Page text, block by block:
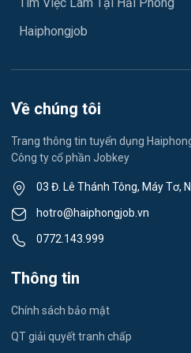
May mặc
Lái xe
Tiếng Nhật
Du lịch
Công nhân
Việc làm Hải Dương
Việc làm Nam Đồng
Việc làm Tân Hưng
Việc làm Ái Quốc
Việc làm Chu Văn An
Haiphongjob
Về chúng tôi
Trang thông tin tuyển dụng
Công ty cổ phần Jobkey
03 Đ. Lê Thánh Tông, Máy Tơ,
hotro@haiphongjob.vn
0772.143.999
Thông tin
Chính sách bảo mật
QT giải quyết tranh chấp